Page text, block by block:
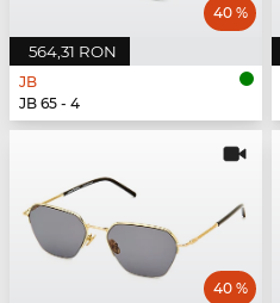
564,31 RON
40 %
JB
JB 65 - 4
40 %